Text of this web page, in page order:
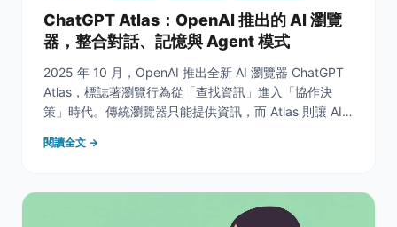
ChatGPT Atlas：OpenAI 推出的 AI 瀏覽
器，整合對話、記憶與 Agent 模式
2025 年 10 月，OpenAI 推出全新 AI 瀏覽器 ChatGPT
Atlas，標誌著瀏覽行為從「查找資訊」進入「協作決
策」時代。傳統瀏覽器只能提供資訊，而 Atlas 則讓 AI
對一般使用者代表更高效率，對行銷人與中小企業主而
閱讀全文 →